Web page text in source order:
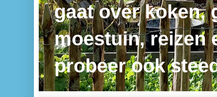
gaat over koken,
moestuin, reizen
probeer ook